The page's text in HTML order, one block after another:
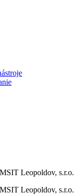
Leopoldov, s.r.o.
Leopoldov, s.r.o.